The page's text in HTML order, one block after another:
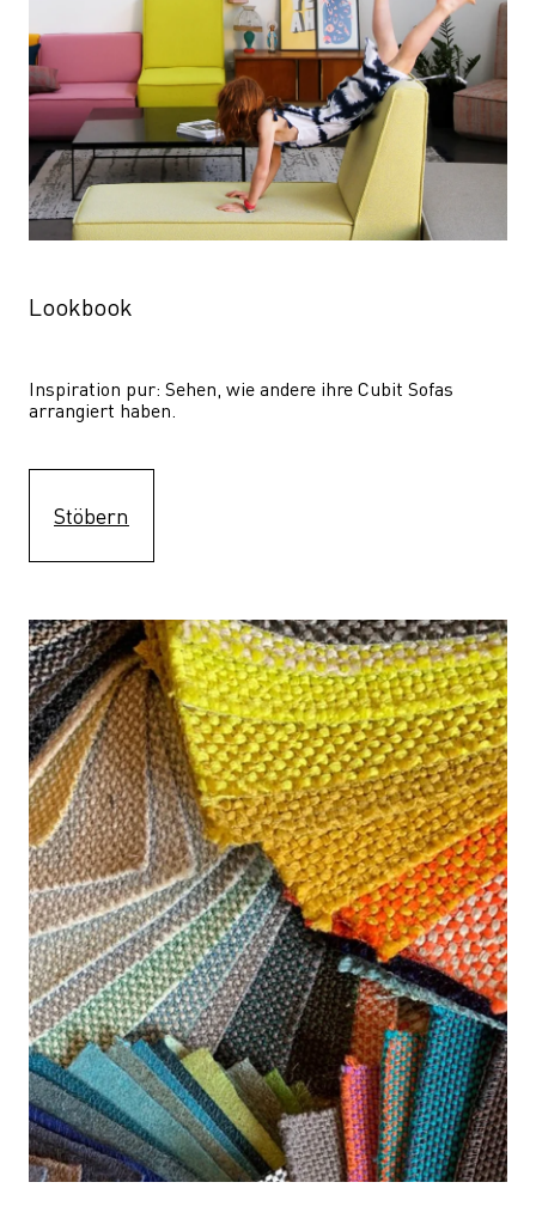
Lookbook
Inspiration pur: Sehen, wie andere ihre Cubit Sofas
arrangiert haben.
Stöbern